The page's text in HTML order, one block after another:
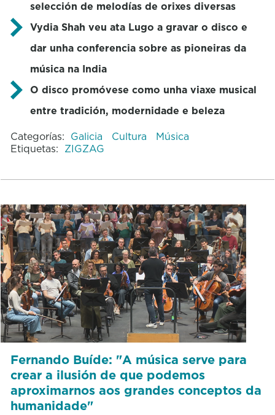
selección de melodías de orixes diversas
Vydia Shah veu ata Lugo a gravar o disco e
dar unha conferencia sobre as pioneiras da
música na India
O disco promóvese como unha viaxe musical
entre tradición, modernidade e beleza
Categorías: Galicia Cultura
Música
Etiquetas: ZIGZAG
Fernando Buíde: "A música serve para
crear a ilusión de que podemos
aproximarnos aos grandes conceptos da
humanidade"